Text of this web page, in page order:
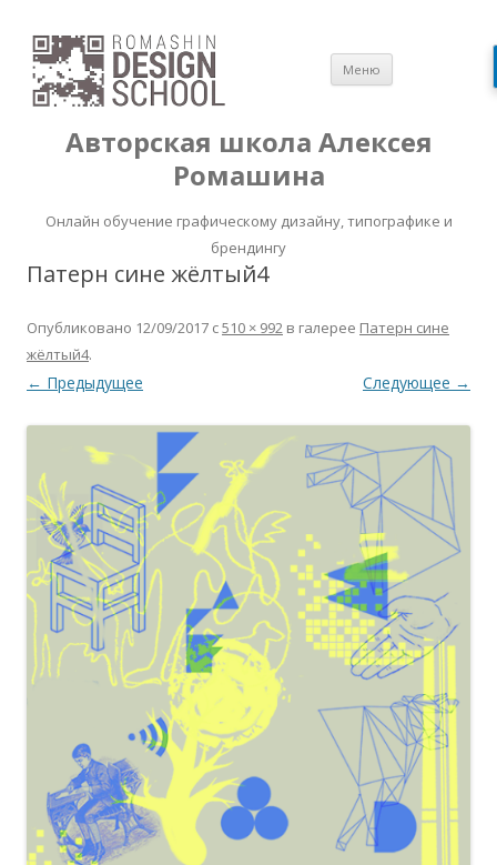
Авторская школа Алексея
Ромашина
Онлайн обучение графическому дизайну, типографике и
брендингу
Меню
содержимому
Патерн сине жёлтый4
Опубликовано 12/09/2017 с510 × 992 в галерее Патерн сине
жёлтый4.
← Предыдущее Следующее →